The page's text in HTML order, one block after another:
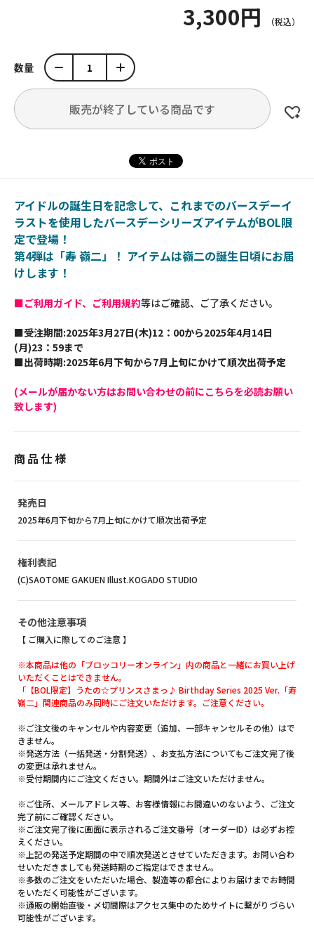
3,300円
数量
販売が終了している商品です
アイドルの誕生日を記念して、これまでのバースデーイ
ラストを使用したバースデーシリーズアイテムがBOL限
定で登場！
第4弾は「寿 嶺二」！ アイテムは嶺二の誕生日頃にお届
けします！
■ご利用ガイド、ご利用規約等はご確認、ご了承ください。
■受注期間:2025年3月27日(木)12：00から2025年4月14日
(月)23：59まで
■出荷時期:2025年6月下旬から7月上旬にかけて順次出荷予定
(メールが届かない方はお問い合わせの前にこちらを必読お願い
致します)
商品仕様
発売日
2025年6月下旬から7月上旬にかけて順次出荷予定
権利表記
(C)SAOTOME GAKUEN Illust.KOGADO STUDIO
その他注意事項
【 ご購入に際してのご注意 】
※本商品は他の「ブロッコリーオンライン」内の商品と一緒にお買い上げ
いただくことはできません。
「【BOL限定】うたの☆プリンスさまっ♪ Birthday Series 2025 Ver.「寿
嶺二」関連商品のみ同時にご注文いただけます。ご注意ください。
※ご注文後のキャンセルや内容変更（追加、一部キャンセルその他）はで
きません。
※発送方法（一括発送・分割発送）、お支払方法についてもご注文完了後
の変更は承れません。
※受付期間内にご注文ください。期間外はご注文いただけません。
※ご住所、メールアドレス等、お客様情報にお間違いのないよう、ご注文
完了前にご確認ください。
※ご注文完了後に画面に表示されるご注文番号（オーダーID）は必ずお控
えください。
※上記の発送予定期間の中で順次発送とさせていただきます。お問い合わ
せいただきましても発送時期のご指定はできません。
※多数のご注文をいただいた場合、製造等の都合によりお届けまでお時間
をいただく可能性がございます。
※通販の開始直後・〆切間際はアクセス集中のためサイトに繋がりづらい
可能性がございます。